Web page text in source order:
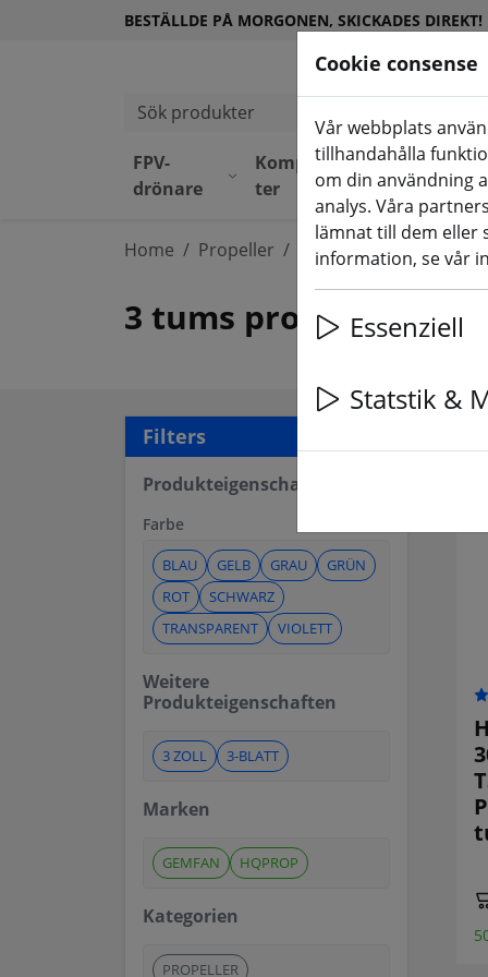
BESTÄLLDE PÅ MORGONEN, SKICKADES DIREKT!
Sök produkter
FPV-
drönare
Komponen
ter
Utrustni
ng
Home Propeller 3 tums propeller
3 tums propeller
Filters
Produkteigenschaften
Farbe
BLAU GELB GRAU
GRÜN
ROT
SCHWARZ
TRANSPARENT
VIOLETT
Weitere
Produkteigenschaften
3 ZOLL 3-BLATT
Marken
GEMFAN HQPROP
Kategorien
PROPELLER
Cookie consense
Vår webbplats
tillhandahålla
om din användning
analys. Våra
lämnat till dem eller
information, se vår
Essenziell
Statstik &